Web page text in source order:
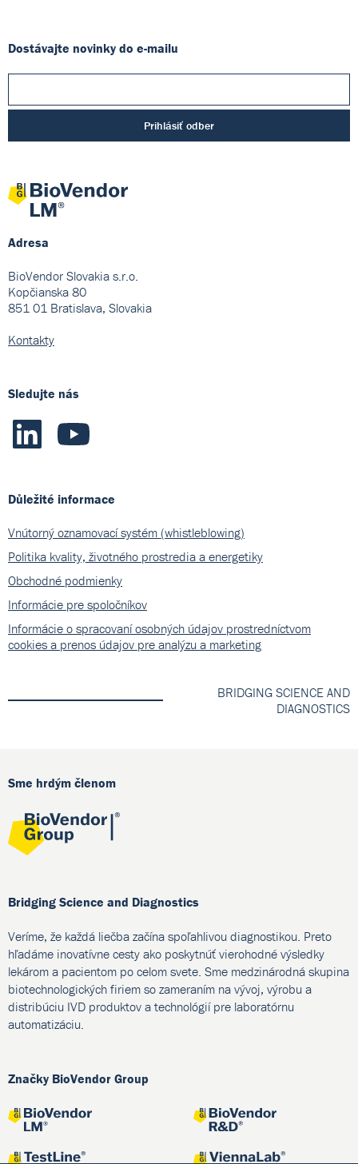
Dostávajte novinky do e-mailu
Prihlásiť odber
Adresa
BioVendor Slovakia s.r.o.
Kopčianska 80
851 01 Bratislava, Slovakia
Kontakty
Sledujte nás
Důležité informace
Vnútorný oznamovací systém (whistleblowing)
Politika kvality, životného prostredia a energetiky
Obchodné podmienky
Informácie pre spoločníkov
Informácie o spracovaní osobných údajov prostredníctvom
cookies a prenos údajov pre analýzu a marketing
BRIDGING SCIENCE AND
DIAGNOSTICS
Sme hrdým členom
Bridging Science and Diagnostics
Veríme, že každá liečba začína spoľahlivou diagnostikou. Preto
hľadáme inovatívne cesty ako poskytnúť vierohodné výsledky
lekárom a pacientom po celom svete. Sme medzinárodná skupina
biotechnologických firiem so zameraním na vývoj, výrobu a
distribúciu IVD produktov a technológií pre laboratórnu
automatizáciu.
Značky BioVendor Group